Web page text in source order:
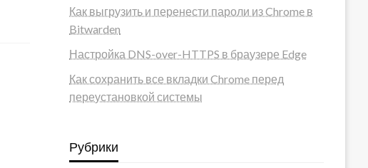
Как выгрузить и перенести пароли из Chrome в
Bitwarden
Настройка DNS-over-HTTPS в браузере Edge
Как сохранить все вкладки Chrome перед
переустановкой системы
Рубрики